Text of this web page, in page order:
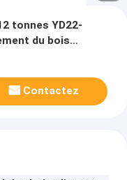
tonnes YD22-
du bois
Contactez